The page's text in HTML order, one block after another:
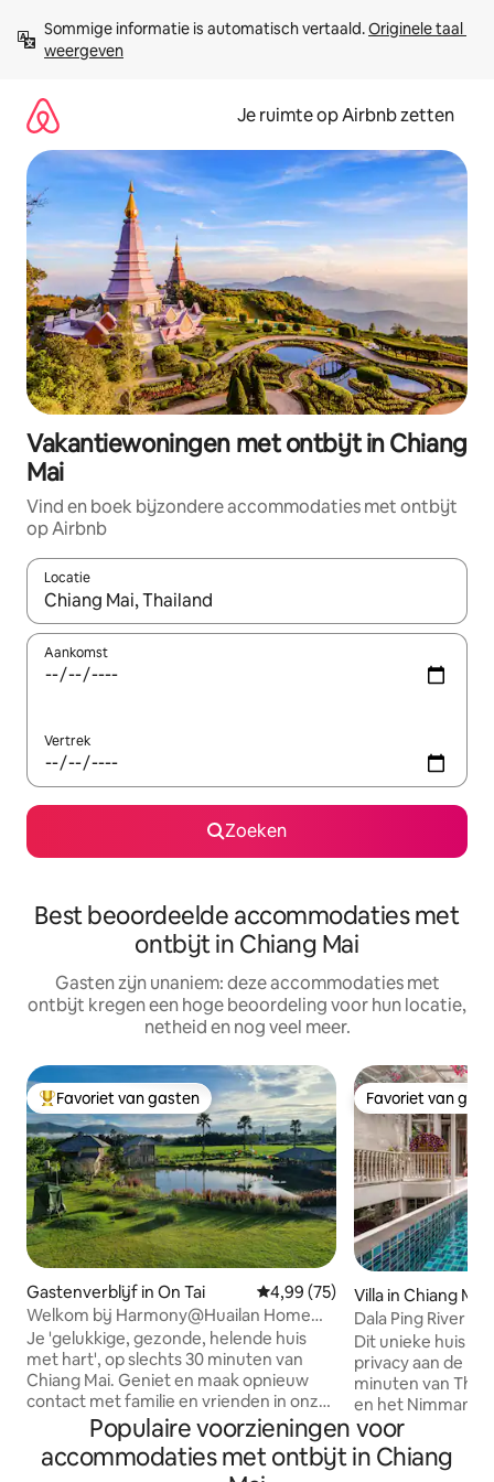
direct
naar
Sommige informatie is automatisch vertaald. Originele taal
weergeven
Je ruimte op Airbnb zetten
Vakantiewoningen met ontbijt in Chiang
Mai
Vind en boek bijzondere accommodaties met ontbijt
op Airbnb
Locatie
Wanneer er suggesties beschikbaar zijn, maak je een keuze
Aankomst
Vertrek
Zoeken
Best beoordeelde accommodaties met
ontbijt in Chiang Mai
Gasten zijn unaniem: deze accommodaties met
ontbijt kregen een hoge beoordeling voor hun locatie,
netheid en nog veel meer.
Topfavoriet van gasten
Favoriet van gasten
Gastenverblijf in On Tai Gemiddelde beoordeling van
4,99 (75)
Welkom bij Harmony@Huailan Home
Ecolodge
Je 'gelukkige, gezonde, helende huis
met hart', op slechts 30 minuten van
Chiang Mai. Geniet en maak opnieuw
contact met familie en vrienden in onze
charmante, gezellige, ruime
gastenverblijven, genesteld in rijstveld.
Ontspan op het balkon, met uitzicht op
Favoriet van
Favoriet van
Villa in Chiang Mai
Dala Ping River
Dit unieke huis
privacy aan de
minuten van
en het
twee
badkamer,
een zwembad.
Populaire voorzieningen voor
accommodaties met ontbijt in Chiang